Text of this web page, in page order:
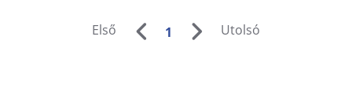
Első 1 Utolsó